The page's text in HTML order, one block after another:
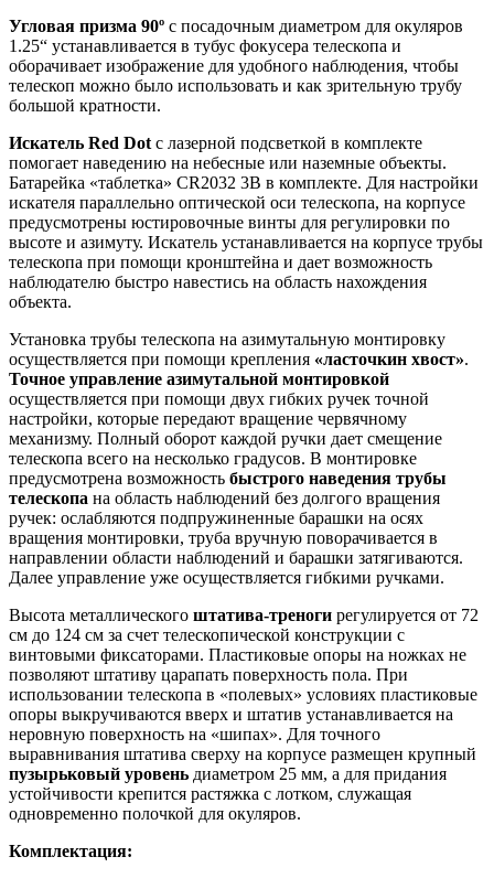
Угловая призма 90º с посадочным диаметром для окуляров
1.25“ устанавливается в тубус фокусера телескопа и
оборачивает изображение для удобного наблюдения, чтобы
телескоп можно было использовать и как зрительную трубу
большой кратности.
Искатель Red Dot с лазерной подсветкой в комплекте
помогает наведению на небесные или наземные объекты.
Батарейка «таблетка» CR2032 3В в комплекте. Для настройки
искателя параллельно оптической оси телескопа, на корпусе
предусмотрены юстировочные винты для регулировки по
высоте и азимуту. Искатель устанавливается на корпусе трубы
телескопа при помощи кронштейна и дает возможность
наблюдателю быстро навестись на область нахождения
объекта.
Установка трубы телескопа на азимутальную монтировку
осуществляется при помощи крепления «ласточкин хвост».
Точное управление азимутальной монтировкой
осуществляется при помощи двух гибких ручек точной
настройки, которые передают вращение червячному
механизму. Полный оборот каждой ручки дает смещение
телескопа всего на несколько градусов. В монтировке
предусмотрена возможность быстрого наведения трубы
телескопа на область наблюдений без долгого вращения
ручек: ослабляются подпружиненные барашки на осях
вращения монтировки, труба вручную поворачивается в
направлении области наблюдений и барашки затягиваются.
Далее управление уже осуществляется гибкими ручками.
Высота металлического штатива-треноги регулируется от 72
см до 124 см за счет телескопической конструкции с
винтовыми фиксаторами. Пластиковые опоры на ножках не
позволяют штативу царапать поверхность пола. При
использовании телескопа в «полевых» условиях пластиковые
опоры выкручиваются вверх и штатив устанавливается на
неровную поверхность на «шипах». Для точного
выравнивания штатива сверху на корпусе размещен крупный
пузырьковый уровень диаметром 25 мм, а для придания
устойчивости крепится растяжка с лотком, служащая
одновременно полочкой для окуляров.
Комплектация: